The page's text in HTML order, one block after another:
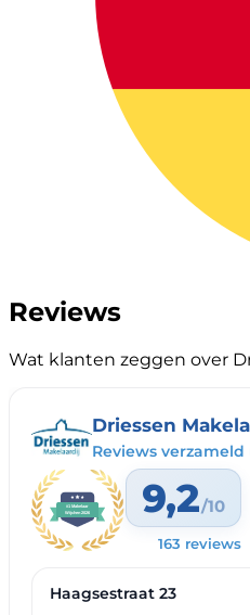
Reviews
Wat klanten zeggen over